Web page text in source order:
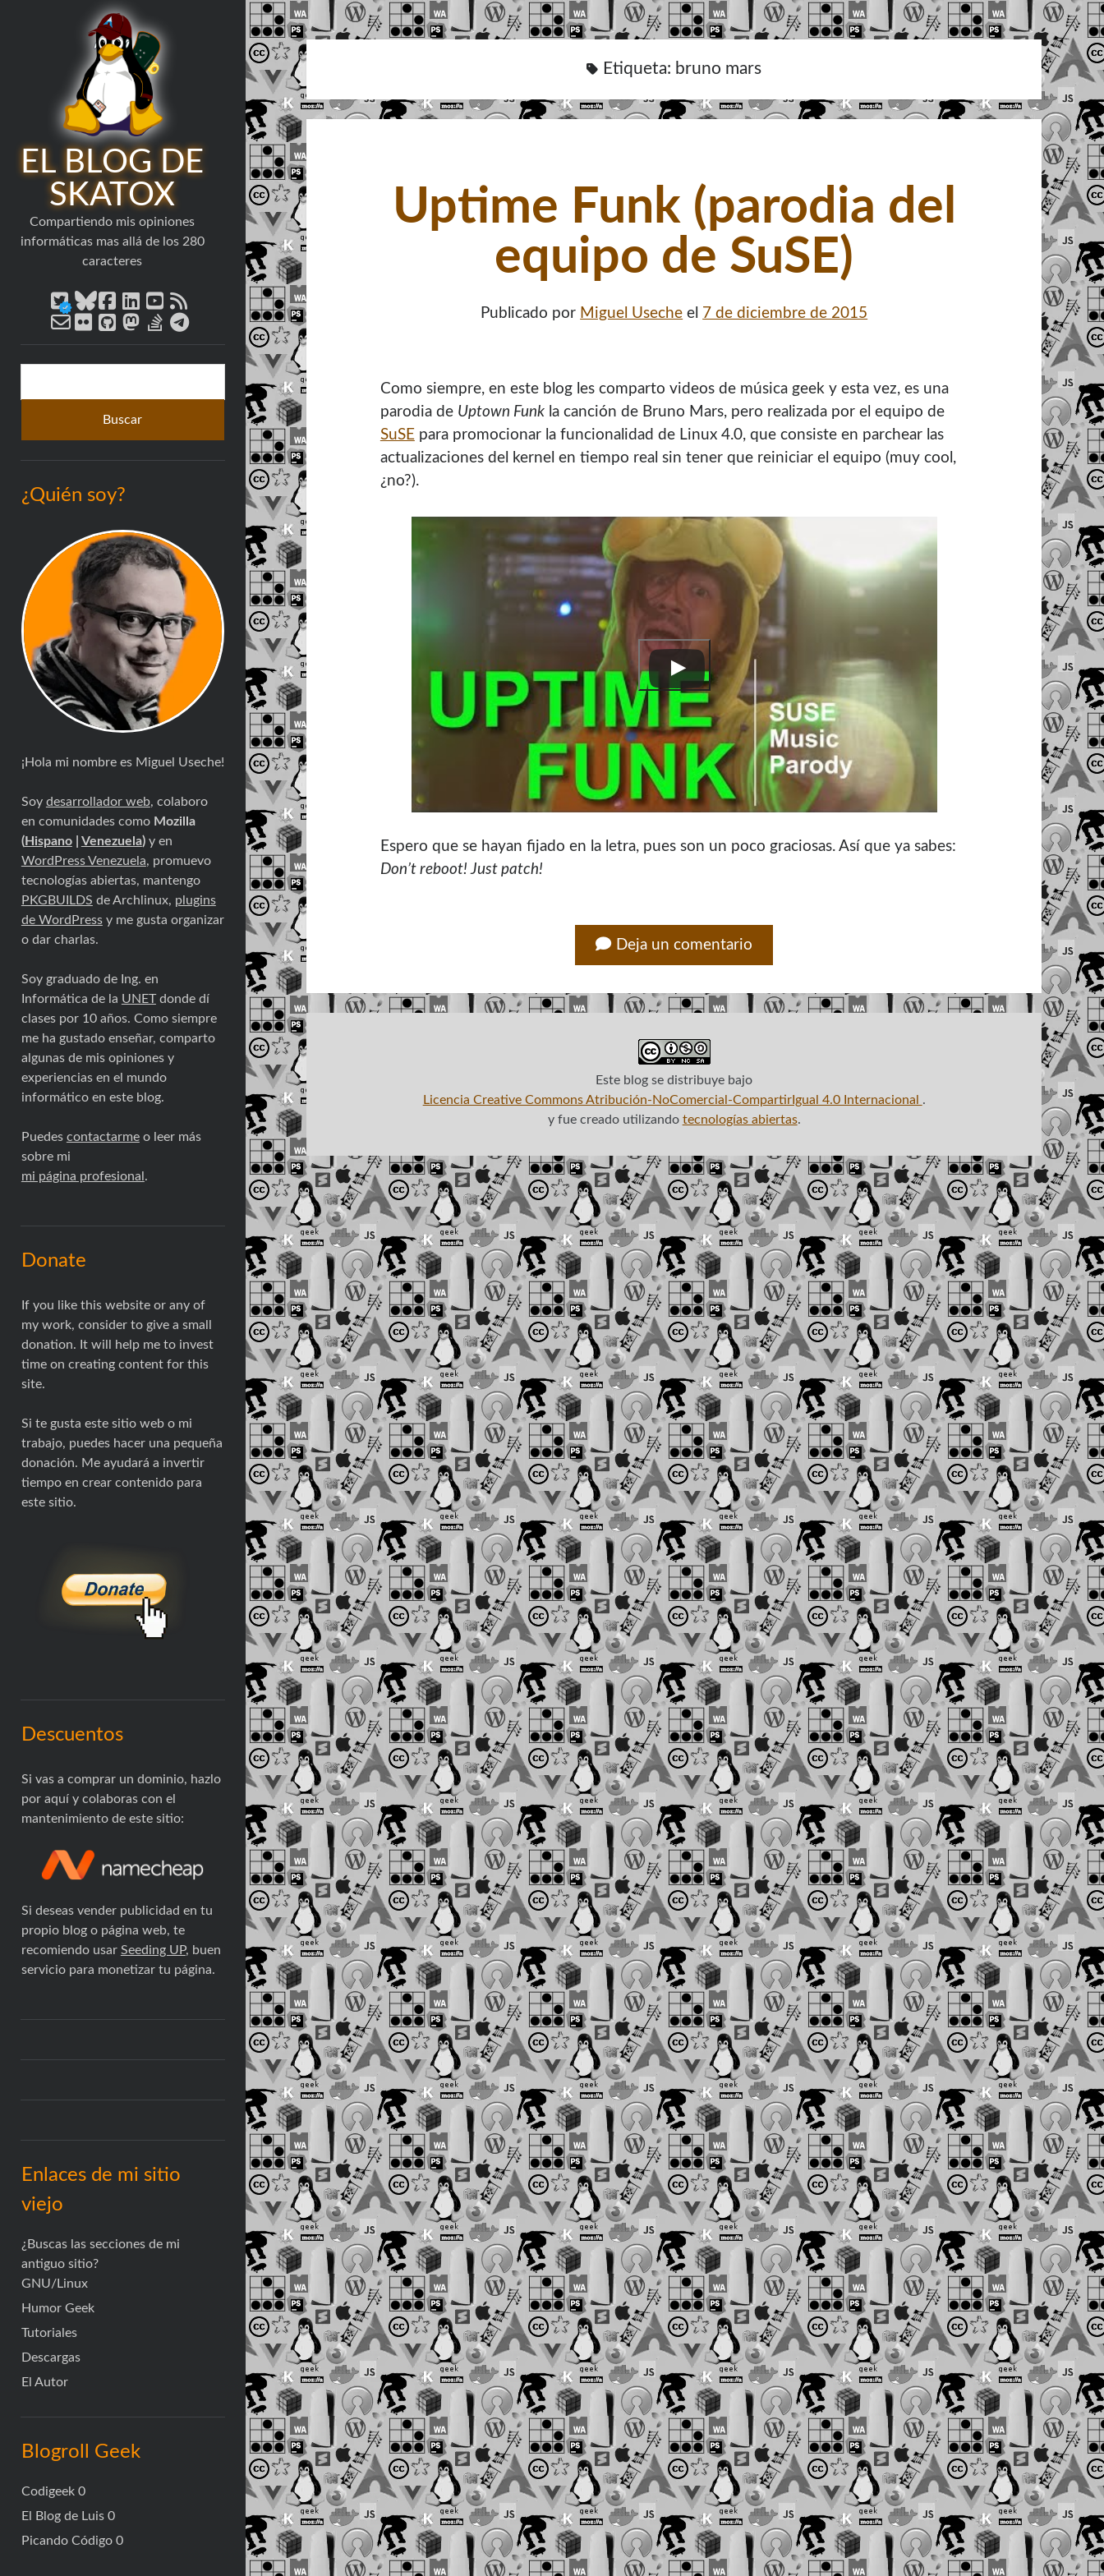
EL BLOG DE
SKATOX
Compartiendo mis opiniones
informáticas mas allá de los 280
caracteres
twitterbluesky
facebook
linkedin
youtube
rss
email-
form
flickrgithubmastodon
stack-
overflow
telegram
Barra
¿Quién soy?
¡Hola mi nombre es Miguel Useche!
Soy desarrollador web, colaboro
en comunidades como Mozilla
(Hispano| Venezuela)y en
WordPress Venezuela, promuevo
tecnologías abiertas, mantengo
PKGBUILDS de Archlinux, plugins
de WordPressy me gusta organizar
o dar charlas.
Soy graduado de Ing. en
Informática de la UNETdonde dí
clases por 10 años. Como siempre
me ha gustado enseñar, comparto
algunas de mis opiniones y
experiencias en el mundo
informático en este blog.
Puedes contactarmeo leer más
sobre mi
mi página profesional .
Donate
If you like this website or any of
my work, consider to give a small
donation. It will help me to invest
time on creating content for this
site.
Si te gusta este sitio web o mi
trabajo, puedes hacer una pequeña
donación. Me ayudará a invertir
tiempo en crear contenido para
este sitio.
Descuentos
Si vas a comprar un dominio, hazlo
por aquí y colaboras con el
mantenimiento de este sitio:
Si deseas vender publicidad en tu
propio blog o página web, te
recomiendo usar Seeding UP, buen
servicio para monetizar tu página.
Enlaces de mi sitio
viejo
¿Buscas las secciones de mi
antiguo sitio?
GNU/Linux
Humor Geek
Tutoriales
Descargas
El Autor
Blogroll Geek
Codigeek0
El Blog de Luis0
Picando Código0
Etiqueta: bruno mars
Uptime Funk (parodia del
equipo de SuSE)
Publicado por Miguel Useche el 7 de diciembre de 2015
Como siempre, en este blog les comparto videos de música geek y esta vez, es una
parodia de Uptown Funkla canción de Bruno Mars, pero realizada por el equipo de
SuSE para promocionar la funcionalidad de Linux 4.0, que consiste en parchear las
actualizaciones del kernel en tiempo real sin tener que reiniciar el equipo (muy cool,
¿no?).
Espero que se hayan fijado en la letra, pues son un poco graciosas. Así que ya sabes:
Don’t reboot! Just patch!
Deja un comentario
Este blog se distribuye bajo
Licencia Creative Commons Atribución-NoComercial-CompartirIgual 4.0 Internacional .
y fue creado utilizando tecnologías abiertas.